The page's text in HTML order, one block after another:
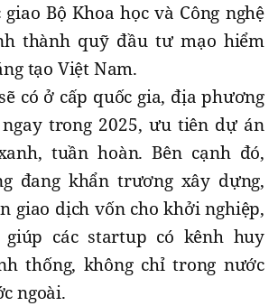
Bộ Khoa học và Công nghệ
thành quỹ đầu tư mạo hiểm
tạo Việt Nam.
có ở cấp quốc gia, địa phương
trong 2025, ưu tiên dự án
tuần hoàn. Bên cạnh đó,
đang khẩn trương xây dựng,
giao dịch vốn cho khởi nghiệp,
các startup có kênh huy
thống, không chỉ trong nước
ngoài.